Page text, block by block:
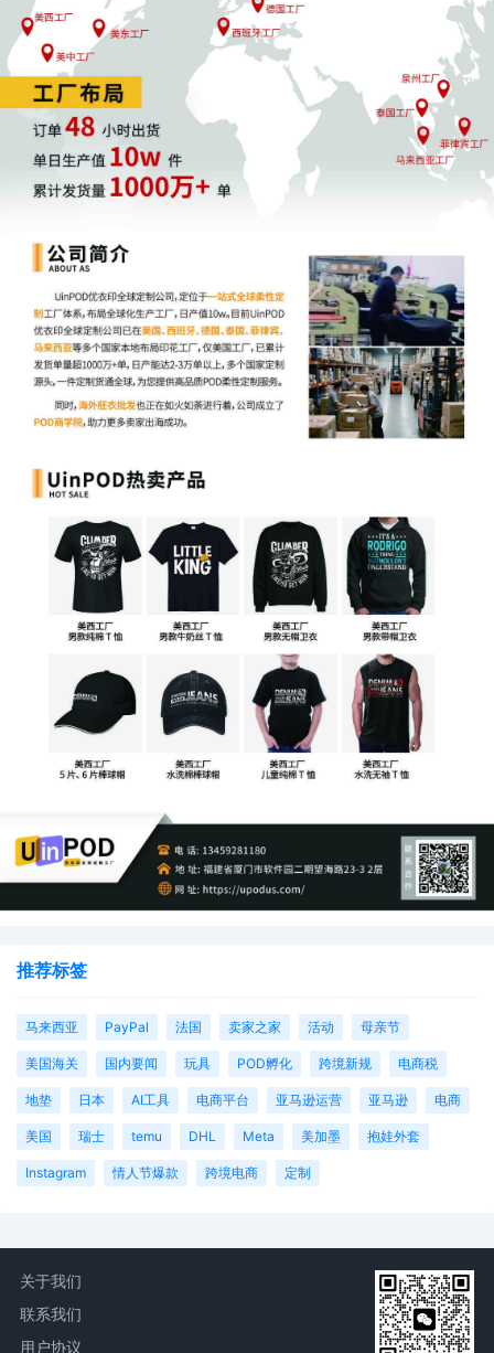
推荐标签
马来西亚 PayPal 法国 卖家之家 活动 母亲节
美国海关 国内要闻 玩具 POD孵化 跨境新规 电商税
地垫 日本 AI工具 电商平台 亚马逊运营 亚马逊 电商
美国 瑞士 temu DHL Meta 美加墨 抱娃外套
Instagram 情人节爆款 跨境电商 定制
关于我们
联系我们
用户协议